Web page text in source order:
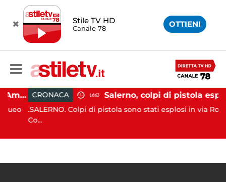
Stile TV HD
Canale 78 OTTIENI
Gozzo affonda in Costiera Amalfitana: occupanti soccorsi da altri natanti CRONACA 16:43
.SALERNO. Colpi di pistola sono stati esplosi in via Rocco
Co...